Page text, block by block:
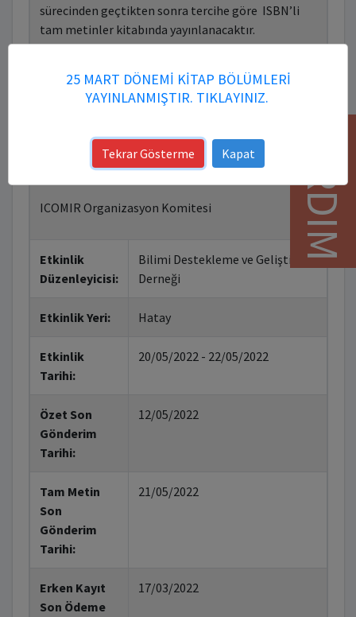
sürecinden geçtikten sonra tercihe göre ISBN’li
tam metinler kitabında yayınlanacaktır.
(Akademik Teşvik ve Doçentlik Başvurularında
Uluslararası Yayınevi olarak kabul edilmektedir)
editörlü e-kitapta kitap bölümü olarak, hakemlik
sürecinden geçtikten sonra editörün kararına göre,
ICOMIR Organizasyon Komitesi
Etkinlik
Düzenleyicisi:
Bilimi Destekleme ve Geliştirme
Derneği
Etkinlik Yeri: Hatay
Etkinlik
Tarihi:
20/05/2022 - 22/05/2022
Özet Son
Gönderim
Tarihi:
12/05/2022
Tam Metin
Son
Gönderim
Tarihi:
21/05/2022
Erken Kayıt
Son Ödeme
17/03/2022
YARDIM
25 MART DÖNEMİ KİTAP BÖLÜMLERİ
YAYINLANMIŞTIR. TIKLAYINIZ.
Tekrar Gösterme Kapat